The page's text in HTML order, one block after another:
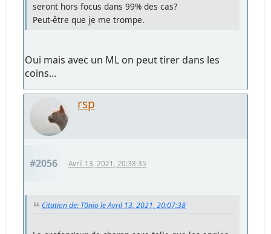
seront hors focus dans 99% des cas?
Peut-être que je me trompe.
Oui mais avec un ML on peut tirer dans les
coins...
rsp
#2056 Avril 13, 2021, 20:38:35
Citation de: T0nïo le Avril 13, 2021, 20:07:38